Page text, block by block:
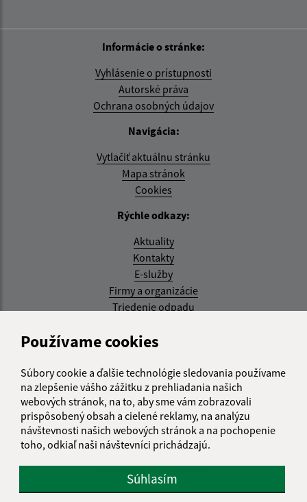
Používame cookies
Súbory cookie a ďalšie technológie sledovania používame
na zlepšenie vášho zážitku z prehliadania našich
webových stránok, na to, aby sme vám zobrazovali
prispôsobený obsah a cielené reklamy, na analýzu
návštevnosti našich webových stránok a na pochopenie
toho, odkiaľ naši návštevníci prichádzajú.
Súhlasím
Informácie o stránke:
Vyhlásenie o prístupnosti
Autorské práva
Ochrana osobných údajov
Navigácia:
Vytlačiť aktuálnu stránku
Mapa stránok
Cookies
Rýchle odkazy:
Aktuality
Kontakty
E-služby
Firmy a organizácie
Triedenie odpadu
Aktualizované:
RSS
Správca obsahu:
Správca obsahu je Obec Kysak.
Vytvorené v súlade s
Jednotným dizajn manuálom
elektronických služieb.